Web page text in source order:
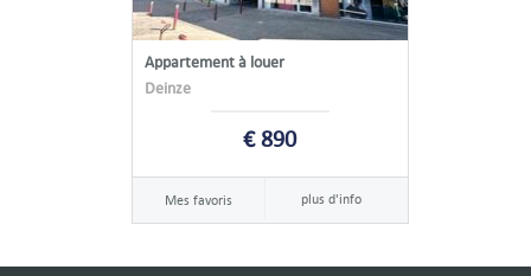
Appartement à louer
Deinze
€ 890
Mes favoris plus d'info